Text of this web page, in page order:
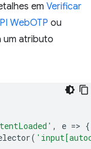
em Verificar
WebOTP ou
um atributo
, e => {
(